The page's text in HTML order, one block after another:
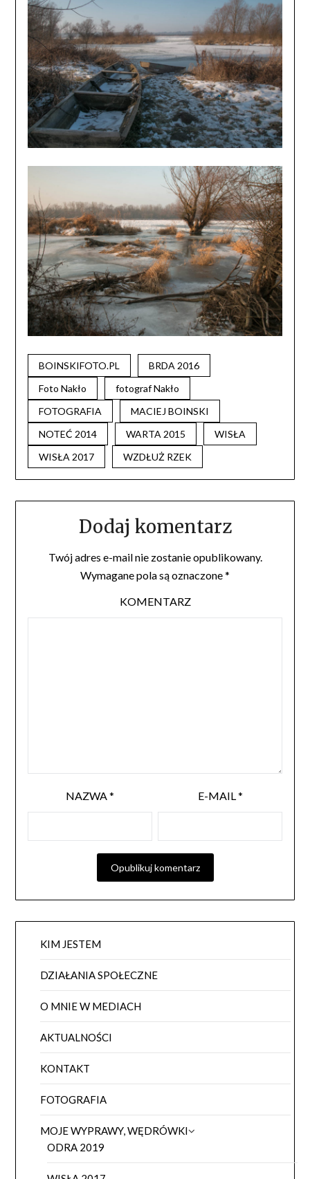
BOINSKIFOTO.PL
BRDA 2016
Foto Nakło
fotograf Nakło
FOTOGRAFIA
MACIEJ BOINSKI
NOTEĆ 2014
WARTA 2015
WISŁA
WISŁA 2017
WZDŁUŻ RZEK
Dodaj komentarz
Twój adres e-mail nie zostanie opublikowany.
Wymagane pola są oznaczone*
KOMENTARZ
NAZWA* E-MAIL*
KIM JESTEM
DZIAŁANIA SPOŁECZNE
O MNIE W MEDIACH
AKTUALNOŚCI
KONTAKT
FOTOGRAFIA
MOJE WYPRAWY, WĘDRÓWKI
ODRA 2019